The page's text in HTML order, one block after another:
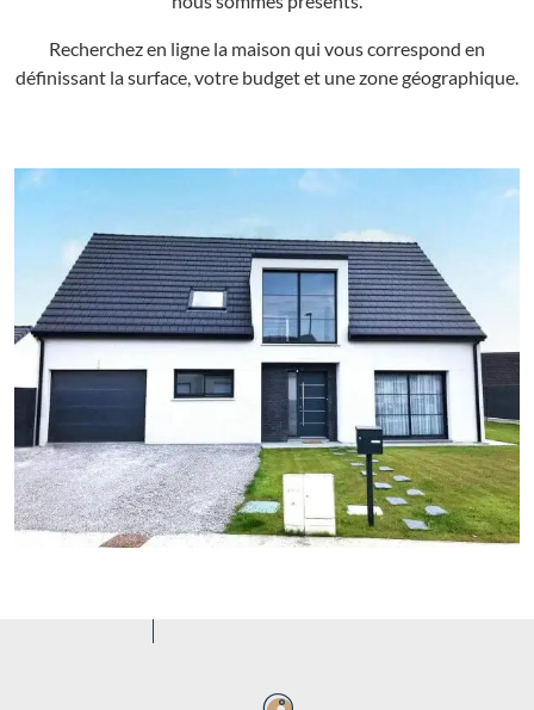
Recherchez en ligne la maison qui vous correspond en
définissant la surface, votre budget et une zone géographique.